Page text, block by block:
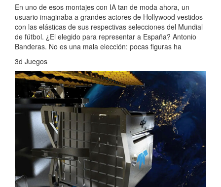
En uno de esos montajes con IA tan de moda ahora, un
usuario imaginaba a grandes actores de Hollywood vestidos
con las elásticas de sus respectivas selecciones del Mundial
de fútbol. ¿El elegido para representar a España? Antonio
Banderas. No es una mala elección: pocas figuras ha
3d Juegos